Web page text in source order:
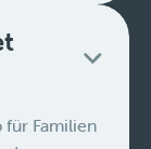
für Familien